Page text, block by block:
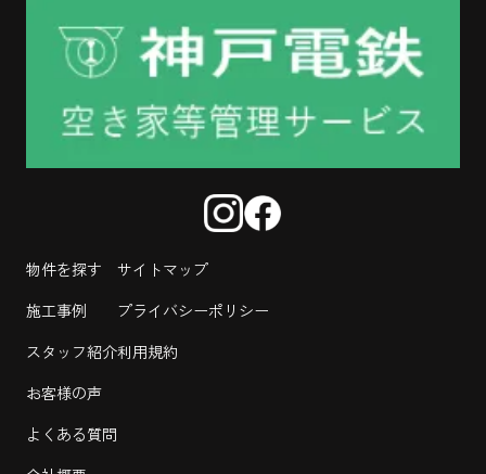
物件を探す
施工事例
スタッフ紹介
お客様の声
よくある質問
サイトマップ
プライバシーポリシー
利用規約